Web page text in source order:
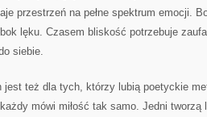
przestrzeń na pełne spektrum emocji.
lęku. Czasem bliskość potrzebuje
siebie.
jest też dla tych, którzy lubią poetyckie
mówi miłość tak samo. Jedni